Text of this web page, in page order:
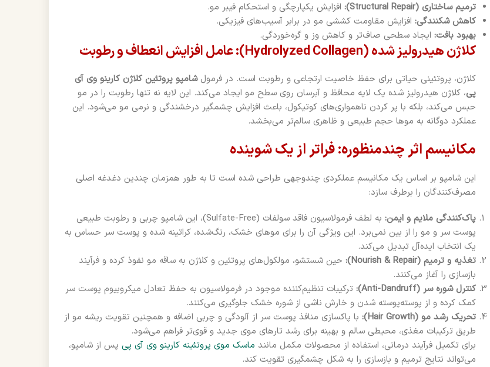
ترمیم ساختاری (Structural Repair):
افزایش یکپارچگی و استحکام فیبر مو.
کاهش شکنندگی: افزایش مقاومت کششی مو در برابر آسیب‌های فیزیکی.
بهبود بافت: ایجاد سطحی صاف‌تر و کاهش وز و گره‌خوردگی.
کلاژن هیدرولیز شده (Hydrolyzed Collagen): عامل افزایش انعطاف و رطوبت
کلاژن، پروتئینی حیاتی برای حفظ خاصیت ارتجاعی و رطوبت است. در فرمولشامپو پروتئین کلاژن کارینو وی آی
پی، کلاژن هیدرولیز شده یک لایه محافظ و آبرسان روی سطح مو ایجاد می‌کند. این لایه نه تنها رطوبت را در مو
حبس می‌کند، بلکه با پر کردن ناهمواری‌های کوتیکول، باعث افزایش چشمگیر درخشندگی و نرمی مو می‌شود. این
عملکرد دوگانه به موها حجم طبیعی و ظاهری سالم‌تر می‌بخشد.
مکانیسم اثر چندمنظوره: فراتر از یک شوینده
این شامپو بر اساس یک مکانیسم عملکردی چندوجهی طراحی شده است تا به طور همزمان چندین دغدغه اصلی
مصرف‌کنندگان را برطرف سازد:
پاک‌کنندگی ملایم و ایمن:
به لطف فرمولاسیون فاقد سولفات (Sulfate-Free)، این شامپو چربی و رطوبت طبیعی
پوست سر و مو را از بین نمی‌برد. این ویژگی آن را برای موهای خشک، رنگ‌شده، کراتینه شده و پوست سر حساس به
یک انتخاب ایده‌آل تبدیل می‌کند.
تغذیه و ترمیم (Nourish & Repair):
حین شستشو، مولکول‌های پروتئین و کلاژن به ساقه مو نفوذ کرده و فرآیند
بازسازی را آغاز می‌کنند.
کنترل شوره سر (Anti-Dandruff):
ترکیبات تنظیم‌کننده موجود در فرمولاسیون به حفظ تعادل میکروبیوم پوست سر
کمک کرده و از پوسته‌پوسته شدن و خارش ناشی از شوره خشک جلوگیری می‌کنند.
تحریک رشد مو (Hair Growth):
با پاکسازی منافذ پوست سر از آلودگی و چربی اضافه و همچنین تقویت ریشه مو از
طریق ترکیبات مغذی، محیطی سالم و بهینه برای رشد تارهای موی جدید و قوی‌تر فراهم می‌شود.
برای تکمیل فرآیند درمانی، استفاده از محصولات مکمل مانند ماسک موی پروتئینه کارینو وی آی پی پس از شامپو،
می‌تواند نتایج ترمیم و بازسازی را به شکل چشمگیری تقویت کند.